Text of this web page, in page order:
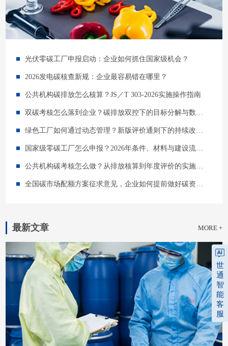
光伏零碳工厂申报启动：企业如何抓住国家级机会？
2026发电碳核查新规：企业最容易错在哪里？
公共机构碳排放怎么核算？JS／T 303-2026实施操作指南
最新文章 MORE +
世
通
智
能
客
服